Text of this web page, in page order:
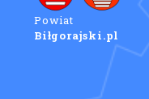
Powiat
Biłgorajski.pl